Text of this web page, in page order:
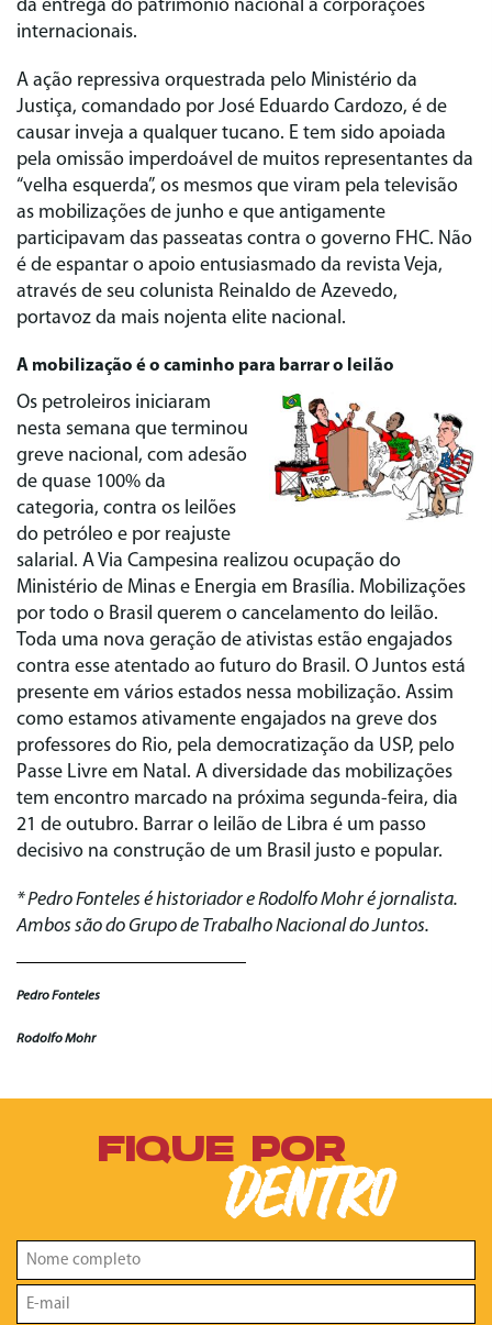
da entrega do patrimônio nacional a corporações
internacionais.
A ação repressiva orquestrada pelo Ministério da
Justiça, comandado por José Eduardo Cardozo, é de
causar inveja a qualquer tucano. E tem sido apoiada
pela omissão imperdoável de muitos representantes da
“velha esquerda”, os mesmos que viram pela televisão
as mobilizações de junho e que antigamente
participavam das passeatas contra o governo FHC. Não
é de espantar o apoio entusiasmado da revista Veja,
através de seu colunista Reinaldo de Azevedo,
portavoz da mais nojenta elite nacional.
A mobilização é o caminho para barrar o leilão
Os petroleiros iniciaram
nesta semana que terminou
greve nacional, com adesão
de quase 100% da
categoria, contra os leilões
do petróleo e por reajuste
salarial. A Via Campesina realizou ocupação do
Ministério de Minas e Energia em Brasília. Mobilizações
por todo o Brasil querem o cancelamento do leilão.
Toda uma nova geração de ativistas estão engajados
contra esse atentado ao futuro do Brasil. O Juntos está
presente em vários estados nessa mobilização. Assim
como estamos ativamente engajados na greve dos
professores do Rio, pela democratização da USP, pelo
Passe Livre em Natal. A diversidade das mobilizações
tem encontro marcado na próxima segunda-feira, dia
21 de outubro. Barrar o leilão de Libra é um passo
decisivo na construção de um Brasil justo e popular.
* Pedro Fonteles é historiador e Rodolfo Mohr é jornalista.
Ambos são do Grupo de Trabalho Nacional do Juntos.
Pedro Fonteles
Rodolfo Mohr
FIQUE POR
DENTRO